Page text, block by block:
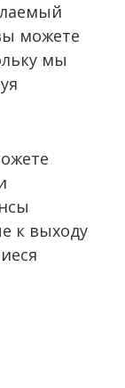
можете
мы
к выходу